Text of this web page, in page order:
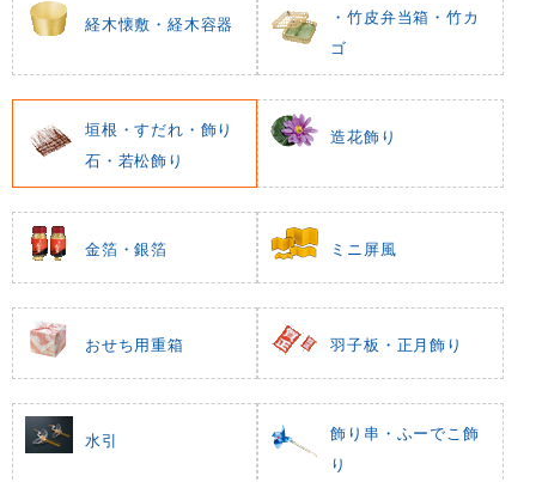
経木懐敷・経木容器
・竹皮弁当箱・竹カ
ゴ
垣根・すだれ・飾り
石・若松飾り
造花飾り
金箔・銀箔 ミニ屏風
おせち用重箱 羽子板・正月飾り
水引
飾り串・ふーでこ飾
り